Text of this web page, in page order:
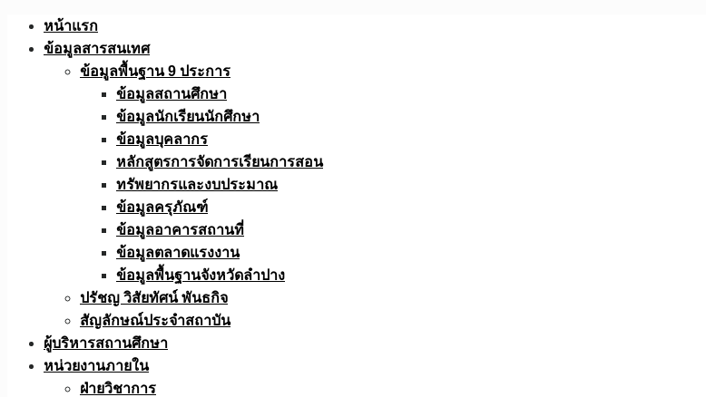
Skip
หน้าแรก
ข้อมูลสารสนเทศ
ข้อมูลพื้นฐาน 9 ประการ
ข้อมูลสถานศึกษา
ข้อมูลนักเรียนนักศึกษา
ข้อมูลบุคลากร
หลักสูตรการจัดการเรียนการสอน
ทรัพยากรและงบประมาณ
ข้อมูลครุภัณฑ์
ข้อมูลอาคารสถานที่
ข้อมูลตลาดแรงงาน
ข้อมูลพื้นฐานจังหวัดลำปาง
ปรัชญ วิสัยทัศน์ พันธกิจ
สัญลักษณ์ประจำสถาบัน
ผู้บริหารสถานศึกษา
หน่วยงานภายใน
ฝ่ายวิชาการ